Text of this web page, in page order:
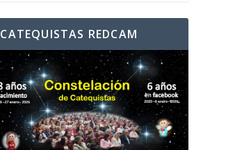
CATEQUISTAS REDCAM